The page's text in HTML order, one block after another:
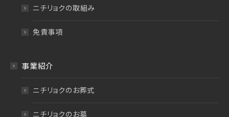
ニチリョクの取組み
免責事項
事業紹介
ニチリョクのお葬式
ニチリョクのお墓